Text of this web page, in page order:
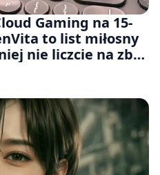
Gaming na 15-
to list miłosny
nie liczcie na zbyt